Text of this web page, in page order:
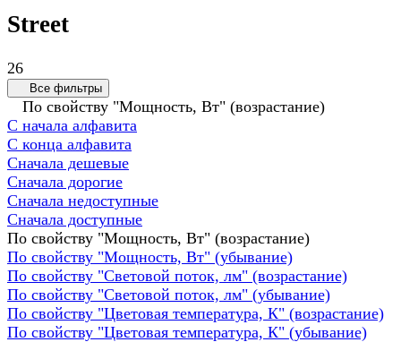
Street
26
Все фильтры
По свойству "Мощность, Вт" (возрастание)
С начала алфавита
С конца алфавита
Сначала дешевые
Сначала дорогие
Сначала недоступные
Сначала доступные
По свойству "Мощность, Вт" (возрастание)
По свойству "Мощность, Вт" (убывание)
По свойству "Световой поток, лм" (возрастание)
По свойству "Световой поток, лм" (убывание)
По свойству "Цветовая температура, К" (возрастание)
По свойству "Цветовая температура, К" (убывание)